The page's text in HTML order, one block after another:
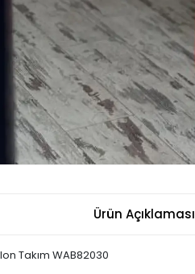
Ürün Açıklaması
Takım WAB82030